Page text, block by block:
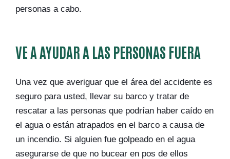
personas a cabo.
VE A AYUDAR A LAS PERSONAS FUERA
Una vez que averiguar que el área del accidente es
seguro para usted, llevar su barco y tratar de
rescatar a las personas que podrían haber caído en
el agua o están atrapados en el barco a causa de
un incendio. Si alguien fue golpeado en el agua
asegurarse de que no bucear en pos de ellos